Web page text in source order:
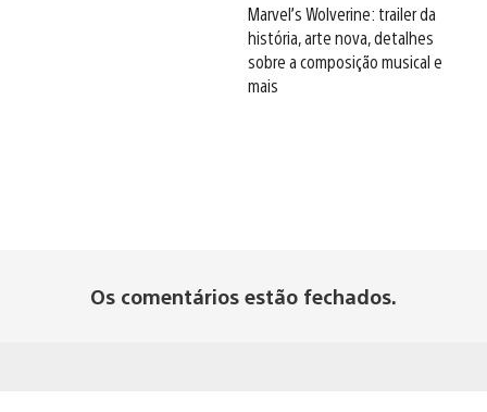
Marvel’s Wolverine: trailer da
história, arte nova, detalhes
sobre a composição musical e
mais
Os comentários estão fechados.